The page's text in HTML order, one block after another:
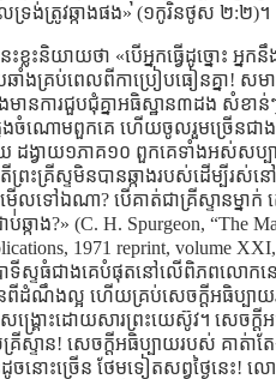
ទ្រង់ត្រូវឆ្កាងផង» (១កូរិនថូស ២:២)។
ខ្លះនិយាយថា «បើអ្នកធ្វើដូច្នោះ អ្
ឆាំងគ្រប់ពេលពីកាប្រៀបធៀនគ្នា!
មានការជួបជុំគ្នាអធិស្ឋាន៣ដង សំ
ងចំណោមពួកគេ ហើយចូលរួមច្រើនជា
ង្វាយ១ភាគ១០ ពួកគេទាំងអស់សប្បាយ
រះគ្រីស្ទមិនបានឆ្កាងរបស់ដើម្បីរស់
មើលទៅឯណា? បើគាត់ជាគ្រីស្ទានម្
ឆ្កាង?» (C. H. Spurgeon, “The
1971 reprint, volume
ស្ទធំជាងគេបំផុតនៅលើពិភពលោកនៅ
ពីដំណឹងល្អ ហើយគ្រប់សេចក្ដីអធិប្បា
ង្រ្គោះដោយសារព្រះយេស៊ូវ។ សេចក្
ស្ទាន! សេចក្ដីអធិប្បាយរបស់ គាត់ាតែ
នោះច្រើន ថែមទៀតសព្វថ្ងៃនេះ! ល